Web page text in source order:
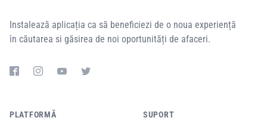
Instalează aplicația ca să beneficiezi de o noua experiență
în căutarea si găsirea de noi oportunități de afaceri.
PLATFORMĂ SUPORT